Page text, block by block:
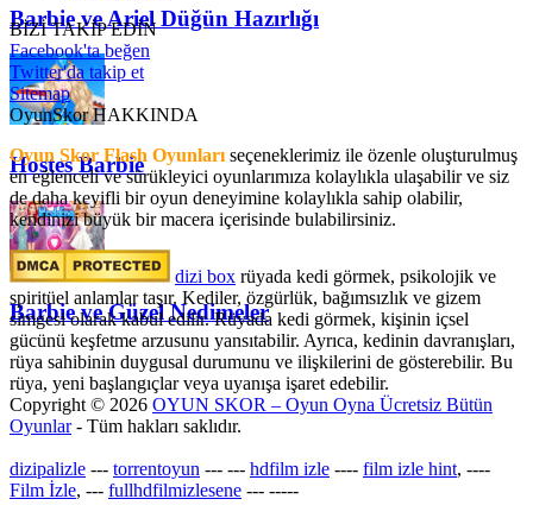
Barbie ve Ariel Düğün Hazırlığı
Hostes Barbie
Barbie ve Güzel Nedimeler
BİZİ TAKİP EDİN
Facebook'ta beğen
Twitter'da takip et
Sitemap
OyunSkor HAKKINDA
Oyun Skor Flash Oyunları seçeneklerimiz ile özenle oluşturulmuş
en eğlenceli ve sürükleyici oyunlarımıza kolaylıkla ulaşabilir ve siz
de daha keyifli bir oyun deneyimine kolaylıkla sahip olabilir,
kendinizi büyük bir macera içerisinde bulabilirsiniz.
dizi box rüyada kedi görmek​, psikolojik ve
spiritüel anlamlar taşır. Kediler, özgürlük, bağımsızlık ve gizem
simgesi olarak kabul edilir. Rüyada kedi görmek, kişinin içsel
gücünü keşfetme arzusunu yansıtabilir. Ayrıca, kedinin davranışları,
rüya sahibinin duygusal durumunu ve ilişkilerini de gösterebilir. Bu
rüya, yeni başlangıçlar veya uyanışa işaret edebilir.
Copyright © 2026 OYUN SKOR – Oyun Oyna Ücretsiz Bütün
Oyunlar- Tüm hakları saklıdır.
dizipalizle --- torrentoyun --- --- hdfilm izle ---- film izle hint, ----
Film İzle, --- fullhdfilmizlesene --- -----